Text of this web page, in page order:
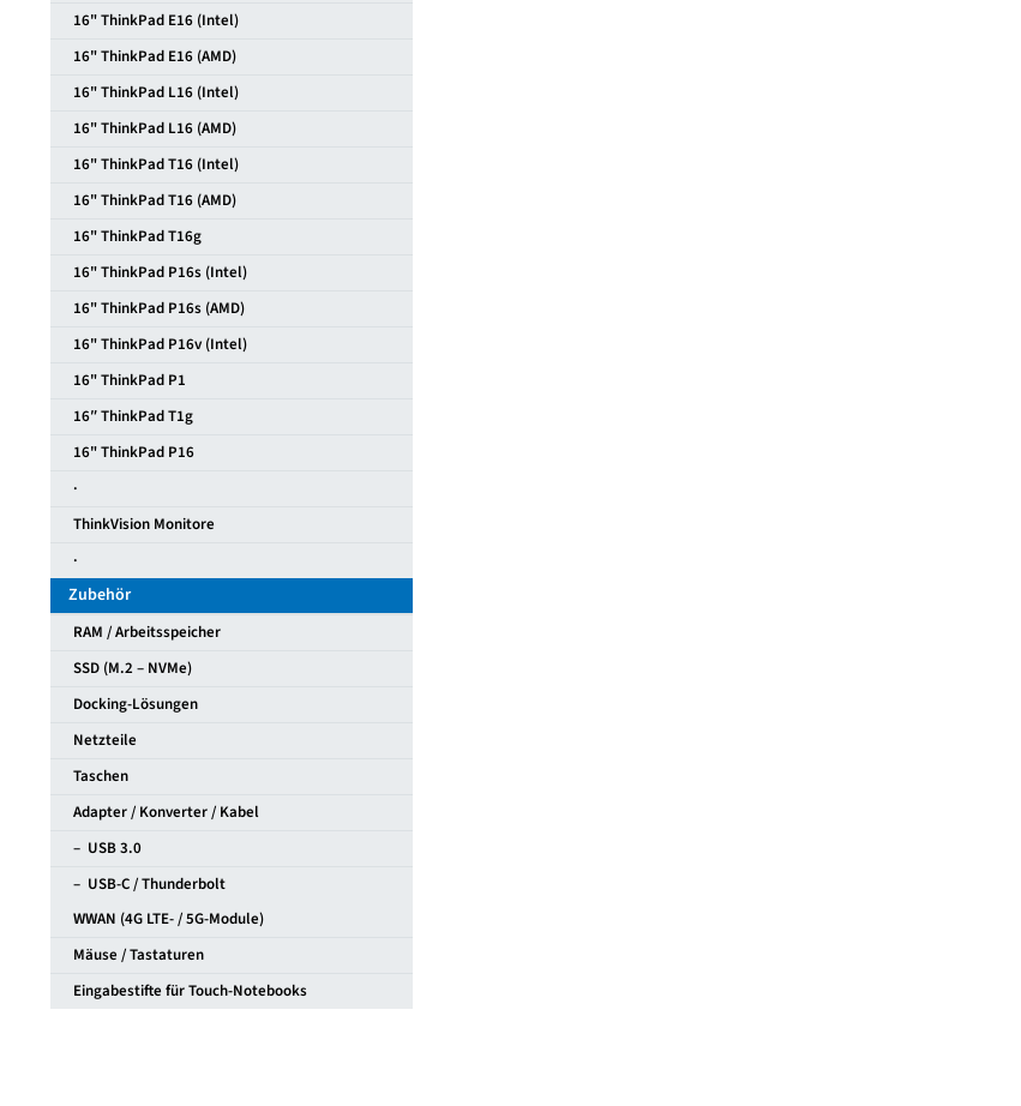
16" ThinkPad E16 (Intel)
16" ThinkPad E16 (AMD)
16" ThinkPad L16 (Intel)
16" ThinkPad L16 (AMD)
16" ThinkPad T16 (Intel)
16" ThinkPad T16 (AMD)
16" ThinkPad T16g
16" ThinkPad P16s (Intel)
16" ThinkPad P16s (AMD)
16" ThinkPad P16v (Intel)
16" ThinkPad P1
16″ ThinkPad T1g
16" ThinkPad P16
·
ThinkVision Monitore
·
Zubehör
RAM / Arbeitsspeicher
SSD (M.2 – NVMe)
Docking-Lösungen
Netzteile
Taschen
Adapter / Konverter / Kabel
– USB 3.0
– USB-C / Thunderbolt
WWAN (4G LTE- / 5G-Module)
Mäuse / Tastaturen
Eingabestifte für Touch-Notebooks